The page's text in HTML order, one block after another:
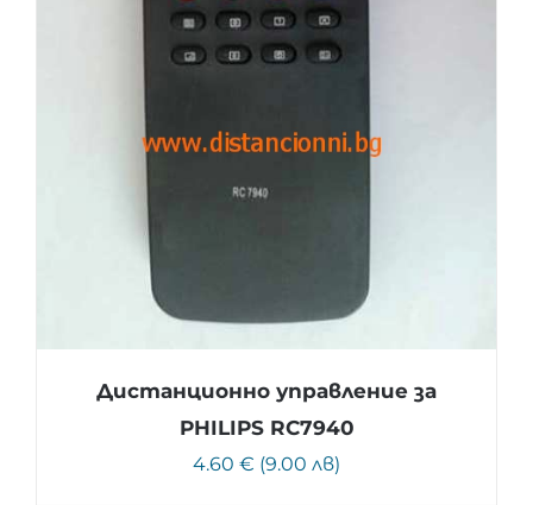
Дистанционно управление за
PHILIPS RC7940
4.60 € (9.00 лв)